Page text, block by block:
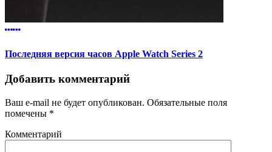
Последняя версия часов Apple Watch Series 2
Добавить комментарий
Ваш e-mail не будет опубликован. Обязательные поля
помечены *
Комментарий